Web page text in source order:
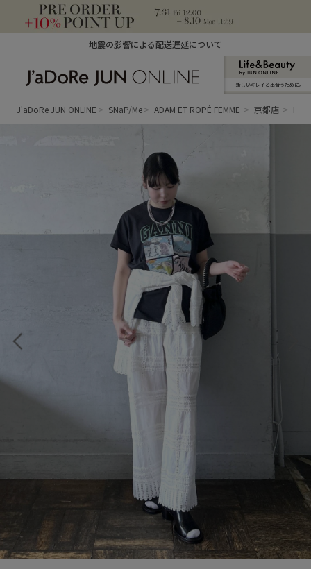
地震の影響による配送遅延について
ン オンライン）
新しいキレイと出合うために。
J'aDoRe JUN ONLINE SNaP/Me ADAM ET ROPÉ FEMME 京都店